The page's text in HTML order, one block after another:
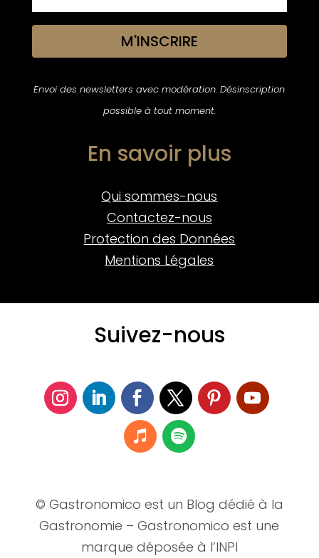
M'INSCRIRE
Envoi des newsletters avec modération. Désinscription
possible à tout moment.
En savoir plus
Qui sommes-nous
Contactez-nous
Protection des Données
Mentions Légales
Suivez-nous
© Gastronomico est un Blog dédié à la
Gastronomie – Gastronomico est une
marque déposée à l’INPI